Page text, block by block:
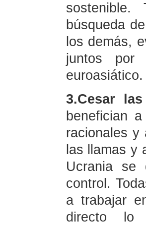
búsqueda
los demás,
juntos por
euroasiático.
3.Cesar
benefician
racionales y
las llamas y
Ucrania se
control.
a trabajar
directo lo